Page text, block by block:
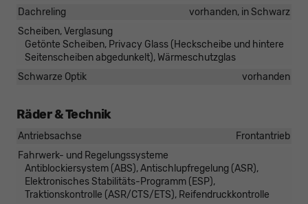
Dachreling
vorhanden, in Schwarz
Scheiben, Verglasung
Getönte Scheiben, Privacy Glass (Heckscheibe und hintere
Seitenscheiben abgedunkelt), Wärmeschutzglas
Schwarze Optik
vorhanden
Räder & Technik
Antriebsachse
Frontantrieb
Fahrwerk- und Regelungssysteme
Antiblockiersystem (ABS), Antischlupfregelung (ASR),
Elektronisches Stabilitäts-Programm (ESP),
Traktionskontrolle (ASR/CTS/ETS), Reifendruckkontrolle